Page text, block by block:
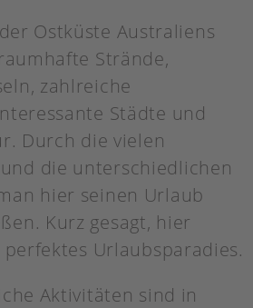
Ostküste Australiens
Strände,
zahlreiche
Städte und
Durch die vielen
die unterschiedlichen
hier seinen Urlaub
Kurz gesagt, hier
Urlaubsparadies.
Aktivitäten sind in